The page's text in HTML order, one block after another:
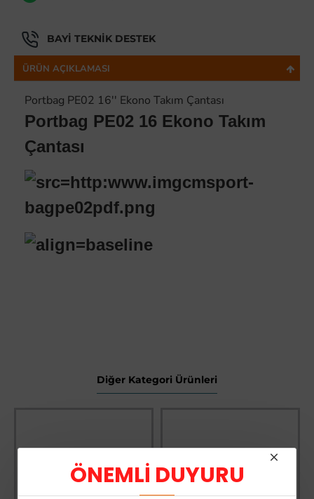
ÖNEMLİ DUYURU
BAYI TEKNIK DESTEK
ÜRÜN AÇIKLAMASI
Portbag PE02 16'' Ekono Takım Çantası
Portbag PE02 16 Ekono Takım
Çantası
Diğer Kategori Ürünleri
Üyelere Özel Fiyat